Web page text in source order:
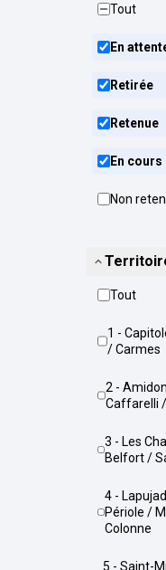
Tout
En
Retirée
Retenue
En
Non
Tout
1 - Capitole / Arnaud Bernard
/ Carmes
2 - Amidonniers / Compans-
Caffarelli
3 - Les Chalets / Bayard /
Belfort /
4 - Lapujade / Bonnefoy /
Périole /
Colonne
5 - Saint-Michel / Saint-Agne /